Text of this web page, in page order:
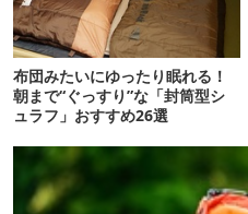
布団みたいにゆったり眠れる！
朝まで“ぐっすり”な「封筒型シ
ュラフ」おすすめ26選